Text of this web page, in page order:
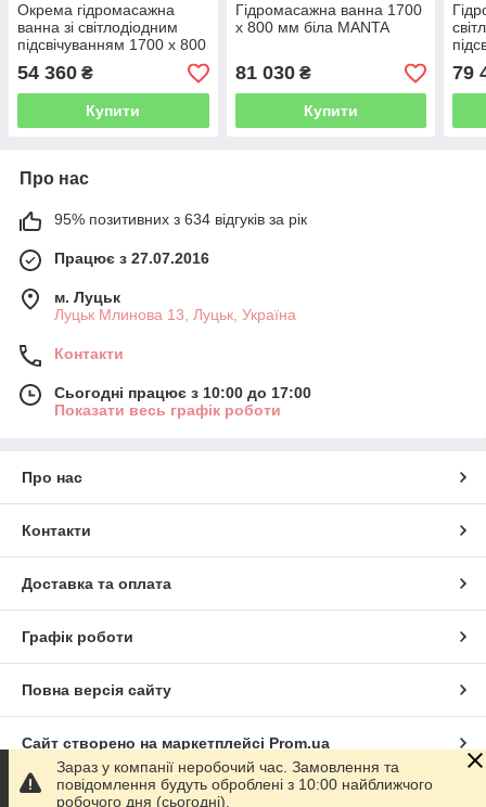
Окрема гідромасажна
ванна зі світлодіодним
підсвічуванням 1700 x 800
мм, біла HAVANA
54 360 ₴
Купити
Гідромасажна ванна 1700
x 800 мм біла MANTA
81 030₴
Купити
мм
79
Про нас
95% позитивних з 634 відгуків за рік
Працює з 27.07.2016
м. Луцьк
Луцьк Млинова 13, Луцьк, Україна
Контакти
Сьогодні працює з 10:00 до 17:00
Показати весь графік роботи
Про нас
Контакти
Доставка та оплата
Графік роботи
Повна версія сайту
Сайт створено на маркетплейсі Prom.ua
Політика конфіденційності
Зараз у компанії неробочий час. Замовлення та
повідомлення будуть оброблені з 10:00 найближчого
робочого дня (сьогодні).